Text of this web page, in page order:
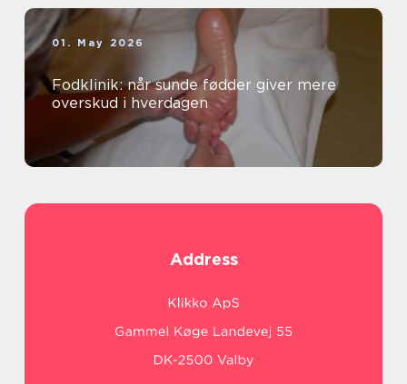
01. May 2026
Fodklinik: når sunde fødder giver mere
overskud i hverdagen
Address